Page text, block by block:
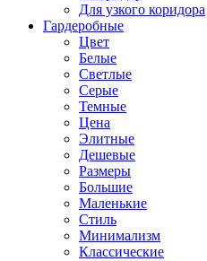
Для узкого коридора
Гардеробные
Цвет
Белые
Светлые
Серые
Темные
Цена
Элитные
Дешевые
Размеры
Большие
Маленькие
Стиль
Минимализм
Классические